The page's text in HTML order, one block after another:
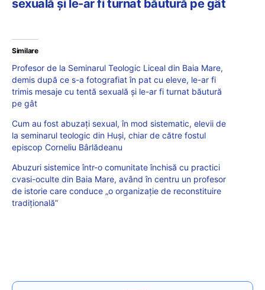
sexuală şi le-ar fi turnat băutură pe gât
Similare
Profesor de la Seminarul Teologic Liceal din Baia Mare,
demis după ce s-a fotografiat în pat cu eleve, le-ar fi
trimis mesaje cu tentă sexuală şi le-ar fi turnat băutură
pe gât
Cum au fost abuzați sexual, în mod sistematic, elevii de
la seminarul teologic din Huși, chiar de către fostul
episcop Corneliu Bârlădeanu
Abuzuri sistemice într-o comunitate închisă cu practici
cvasi-oculte din Baia Mare, având în centru un profesor
de istorie care conduce „o organizație de reconstituire
tradițională”